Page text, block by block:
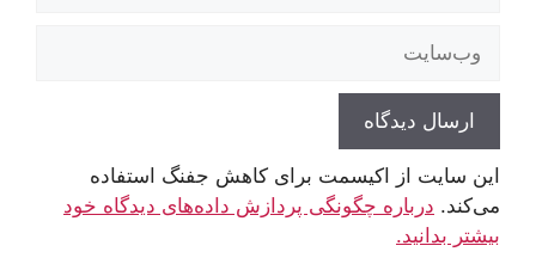
این سایت از اکیسمت برای کاهش جفنگ استفاده
می‌کند. درباره چگونگی پردازش داده‌های دیدگاه خود
بیشتر بدانید.